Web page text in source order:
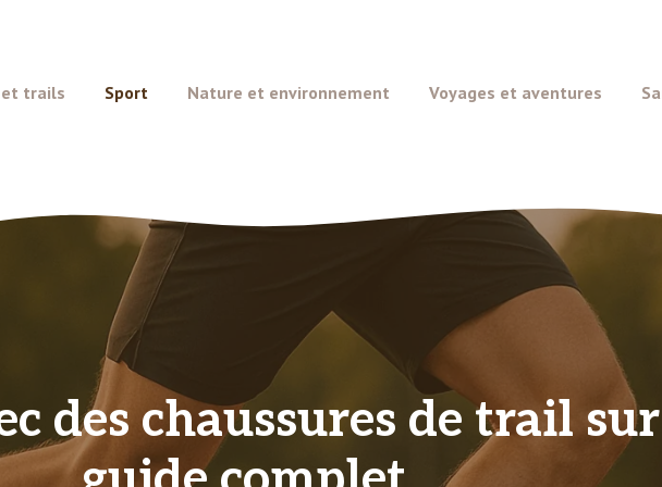
et trails Sport Nature et environnement Voyages et aventures
des chaussures de trail